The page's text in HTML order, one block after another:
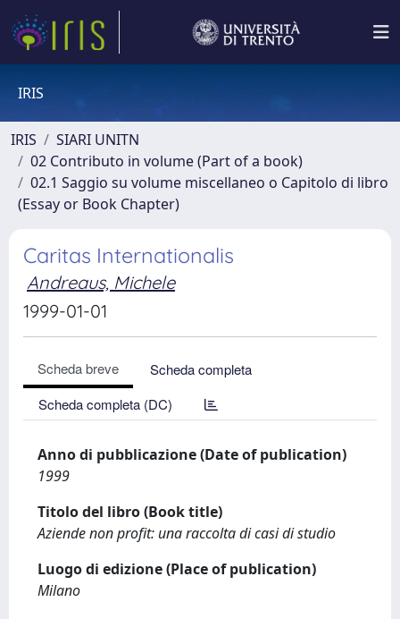
IRIS
IRIS
SIARI UNITN
02 Contributo in volume (Part of a book)
02.1 Saggio su volume miscellaneo o Capitolo di libro
(Essay or Book Chapter)
Caritas Internationalis
Andreaus, Michele
1999-01-01
Scheda breve
Scheda completa
Scheda completa (DC)
Anno di pubblicazione (Date of publication)
1999
Titolo del libro (Book title)
Aziende non profit: una raccolta di casi di studio
Luogo di edizione (Place of publication)
Milano